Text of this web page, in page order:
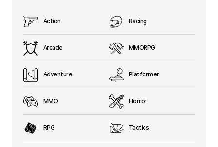
Action
Arcade
Adventure
MMO
RPG
Racing
MMORPG
Platformer
Horror
Tactics